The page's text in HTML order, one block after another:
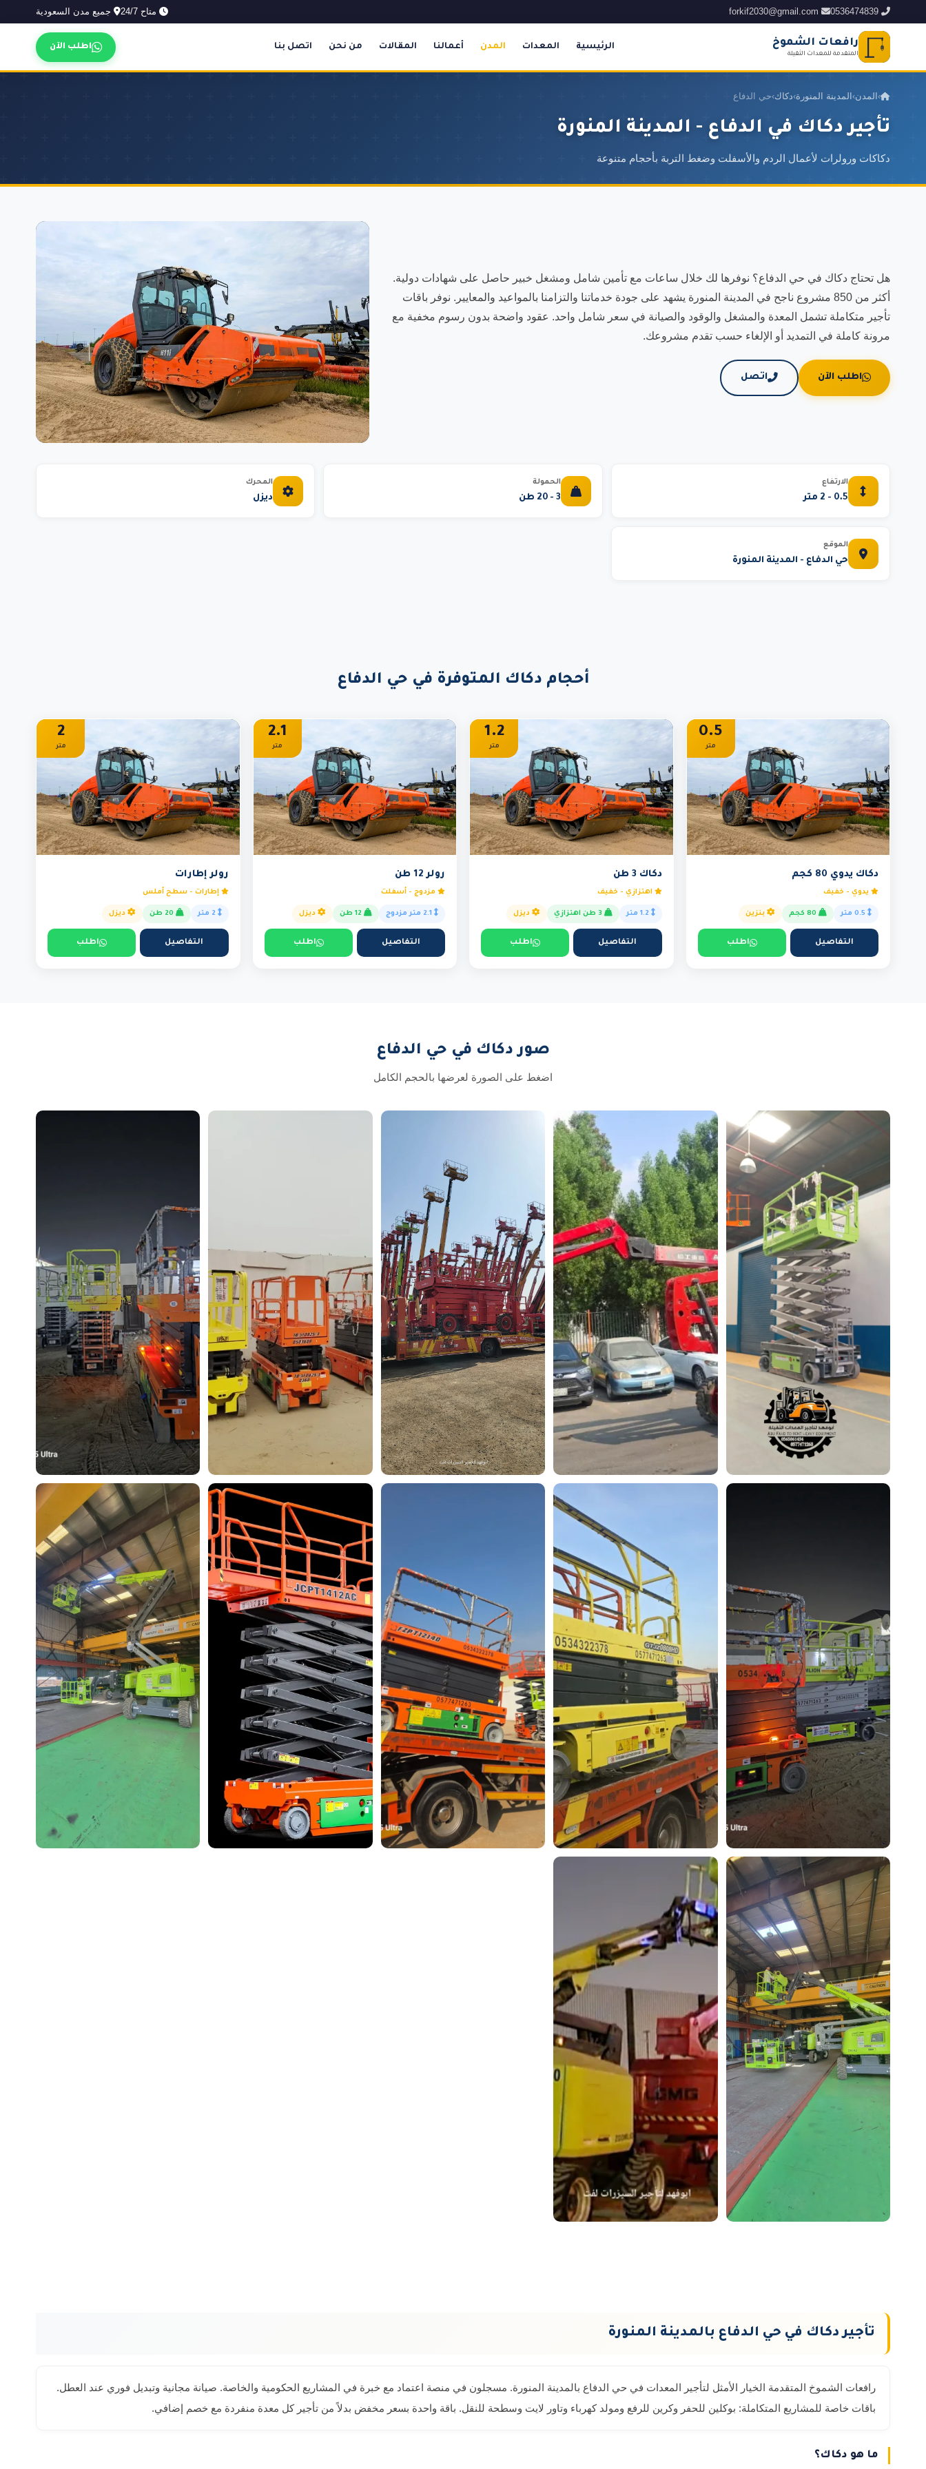
0536474839
forkif2030@gmail.com متاح 24/7 جميع مدن السعودية
رافعات الشموخ
المتقدمة للمعدات الثقيلة
الرئيسية المعدات المدن أعمالنا المقالات من نحن اتصل بنا اطلب الآن
› المدن› المدينة المنورة›دكاك›حي الدفاع
تأجير دكاك في الدفاع - المدينة المنورة
دكاكات ورولرات لأعمال الردم والأسفلت وضغط التربة بأحجام متنوعة
هل تحتاج دكاك في حي الدفاع؟ نوفرها لك خلال ساعات مع تأمين شامل ومشغل خبير حاصل على شهادات دولية.
أكثر من 850 مشروع ناجح في المدينة المنورة يشهد على جودة خدماتنا والتزامنا بالمواعيد والمعايير. نوفر باقات
تأجير متكاملة تشمل المعدة والمشغل والوقود والصيانة في سعر شامل واحد. عقود واضحة بدون رسوم مخفية مع
مرونة كاملة في التمديد أو الإلغاء حسب تقدم مشروعك.
اطلب الآن اتصل
الارتفاع
0.5 - 2 متر
الحمولة
3 - 20 طن
المحرك
ديزل
الموقع
حي الدفاع - المدينة المنورة
أحجام دكاك المتوفرة في حي الدفاع
0.5
متر
دكاك يدوي 80 كجم
يدوي - خفيف
بنزين
التفاصيل اطلب
1.2
متر
دكاك 3 طن
اهتزازي - خفيف
ديزل
التفاصيل اطلب
2.1
متر
رولر 12 طن
مزدوج - أسفلت
ديزل
التفاصيل اطلب
2
متر
رولر إطارات
إطارات - سطح أملس
ديزل
التفاصيل اطلب
صور دكاك في حي الدفاع
اضغط على الصورة لعرضها بالحجم الكامل
تأجير دكاك في حي الدفاع بالمدينة المنورة
رافعات الشموخ المتقدمة الخيار الأمثل لتأجير المعدات في حي الدفاع بالمدينة المنورة. مسجلون في منصة اعتماد مع خبرة في المشاريع الحكومية والخاصة. صيانة مجانية وتبديل فوري عند العطل.
باقات خاصة للمشاريع المتكاملة: بوكلين للحفر وكرين للرفع ومولد كهرباء وتاور لايت وسطحة للنقل. باقة واحدة بسعر مخفض بدلاً من تأجير كل معدة منفردة مع خصم إضافي.
ما هو دكاك؟